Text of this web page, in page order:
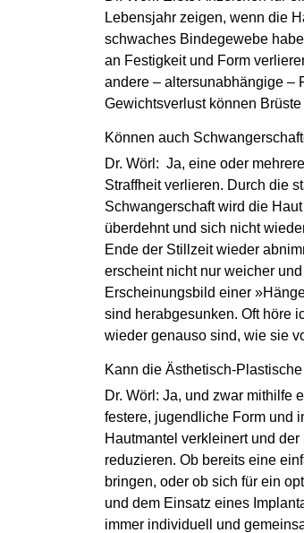
Lebensjahr zeigen, wenn die
schwaches Bindegewebe
an Festigkeit und Form
andere – altersunabhängige –
Gewichtsverlust können
Können auch
Dr. Wörl: Ja, eine oder
Straffheit verlieren. Durch die
Schwangerschaft wird die
überdehnt und sich nicht
Ende der Stillzeit wieder
erscheint nicht nur weicher
Erscheinungsbild einer
sind herabgesunken. Oft höre
wieder genauso sind, wie sie
Kann die Ästhetisch-
Dr. Wörl: Ja, und zwar mithilfe
festere, jugendliche Form und
Hautmantel verkleinert und
reduzieren. Ob bereits eine
bringen, oder ob sich für ein
und dem Einsatz eines
immer individuell und